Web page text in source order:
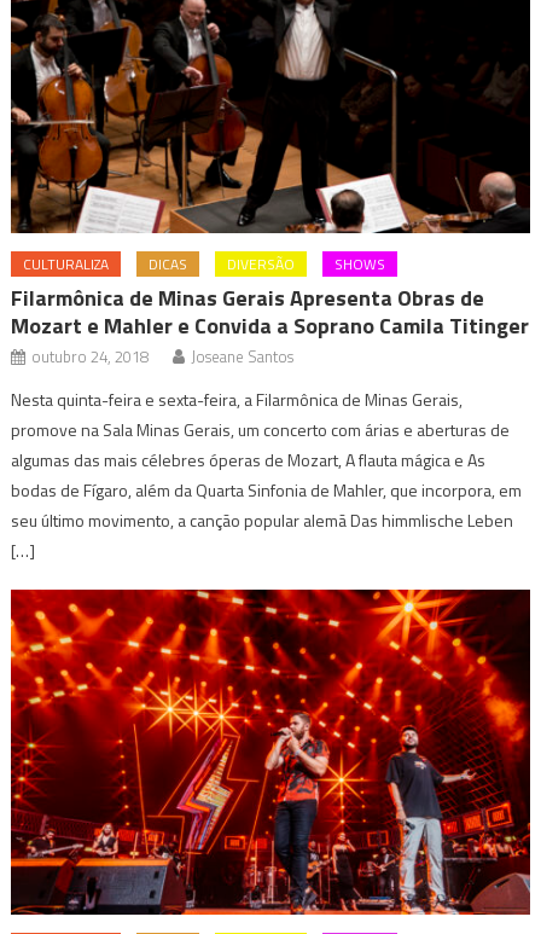
CULTURALIZA DICAS DIVERSÃO SHOWS
Filarmônica de Minas Gerais Apresenta Obras de
Mozart e Mahler e Convida a Soprano Camila Titinger
outubro 24, 2018 Joseane Santos
Nesta quinta-feira e sexta-feira, a Filarmônica de Minas Gerais,
promove na Sala Minas Gerais, um concerto com árias e aberturas de
algumas das mais célebres óperas de Mozart, A flauta mágica e As
bodas de Fígaro, além da Quarta Sinfonia de Mahler, que incorpora, em
seu último movimento, a canção popular alemã Das himmlische Leben
[…]